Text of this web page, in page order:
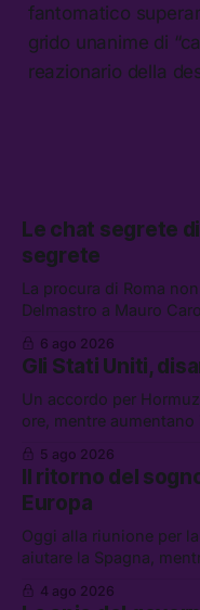
fantomatico
grido unanime di
reazionario della
Le chat segrete
segrete
La procura di Roma
Delmastro a Mauro
attacchi in Libano, il
flessibilità in armi e
abbandonata
6 ago 2026
Gli Stati Uniti,
Un accordo per
ore, mentre
chi aspetta i dispersi di
diluiti, e quanti attivisti
5 ago 2026
Il ritorno del
Europa
Oggi alla riunione per
aiutare la Spagna,
spontanei a Gaza, un
4 ago 2026